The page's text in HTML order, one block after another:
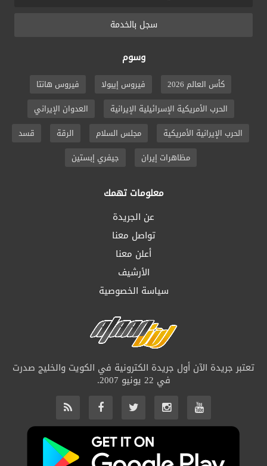
سجل بالخدمة
وسوم
كأس العالم 2026 فيروس إيبولا
فيروس هانتا
الحرب الأمريكية الإسرائيلية الإيرانية
العدوان الإيراني
الحرب الإيرانية الأمريكية
مجلس السلام الرقة
قسد
مظاهرات إيران
جيفري إبستين
معلومات تهمك
عن الجريدة
تواصل معنا
أعلن معنا
الأرشيف
سياسة الخصوصية
تعتبر جريدة الآن أول جريدة الكترونية في الكويت والخليج صدرت
في 22 يونيو 2007.